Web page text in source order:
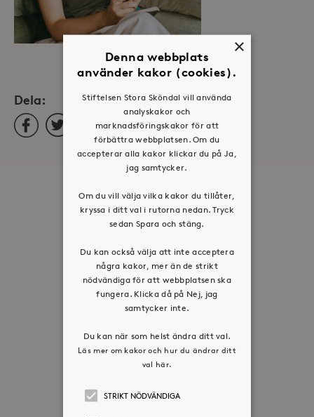
Dela:
Facebook
Twitter LinkedIn
Om oss
Riktlinje för personuppgifter
Tillgänglighetsredogörelse
Visselblåsartjänst
Jobba hos oss
Press & mediakontakt
Volontär hos Stora Sköndal
×
Denna webbplats
använder kakor (cookies).
Stiftelsen Stora Sköndal vill använda
analyskakor och
marknadsföringskakor för att
förbättra webbplatsen. Om du
accepterar alla kakor klickar du på Ja,
jag samtycker.
Om du vill välja vilka kakor du tillåter,
kryssa i ditt val i rutorna nedan. Tryck
sedan Spara och stäng.
Du kan också välja att inte acceptera
några kakor, mer än de strikt
nödvändiga för att webbplatsen ska
fungera. Klicka då på Nej, jag
samtycker inte.
Du kan när som helst ändra ditt val.
Läs mer om kakor och hur du ändrar ditt
val här.
STRIKT NÖDVÄNDIGA